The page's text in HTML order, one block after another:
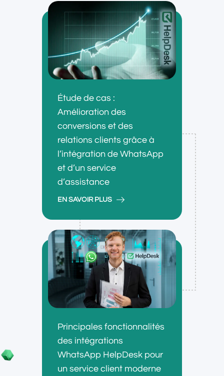
Étude de cas :
Amélioration des
conversions et des
relations clients grâce à
l’intégration de WhatsApp
et d’un service
d’assistance
EN SAVOIR PLUS
Principales fonctionnalités
des intégrations
WhatsApp HelpDesk pour
un service client moderne